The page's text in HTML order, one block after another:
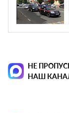
НЕ
НАШ